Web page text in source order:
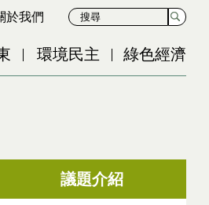
於我們
環境民主 綠色經濟
議題介紹